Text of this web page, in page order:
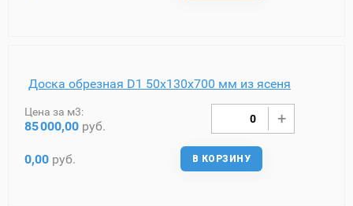
Доска обрезная D1 50х130х700 мм из ясеня
Цена за м3:
85000,00 руб.
0,00 руб. В КОРЗИНУ